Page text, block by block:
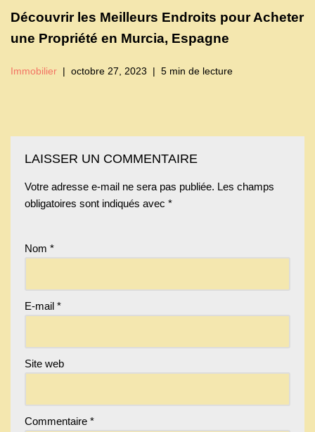
Découvrir les Meilleurs Endroits pour Acheter
une Propriété en Murcia, Espagne
Immobilier octobre 27, 2023 5 min de lecture
LAISSER UN COMMENTAIRE
Votre adresse e-mail ne sera pas publiée. Les champs
obligatoires sont indiqués avec *
Nom *
E-mail *
Site web
Commentaire *